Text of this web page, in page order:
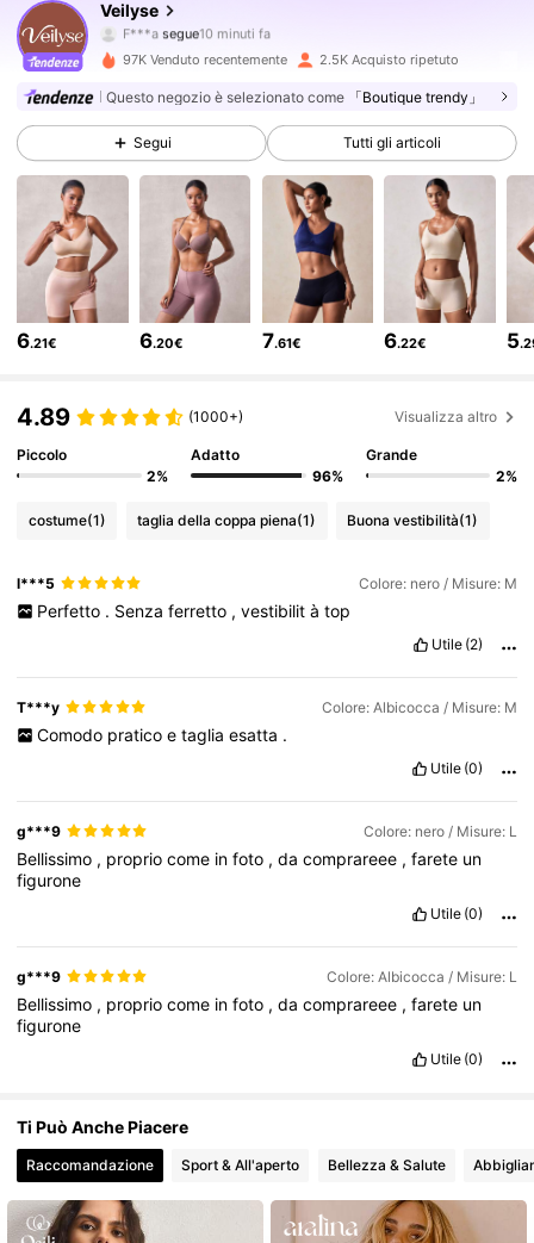
Veilyse
F***asegue
m***8sta navigando
4.64
7.4K Follower
4.64 7.4K Follower
7.4K Follower
7.4K Follower
7.4K Follower
7.4K Follower
4.64 7.4K Follower
97K Venduto recentemente 2.5K Acquisto ripetuto
Questo negozio è selezionato come 「Boutique trendy」
Segui Tutti gli articoli
6.21€ 6.20€ 7.61€ 6.22€ 5
4.89 (1000+) Visualizza altro
Piccolo
2%
Adatto
96%
Grande
2%
costume(1) taglia della coppa piena(1) Buona vestibilità(1)
l***5 Colore: nero / Misure: M
Perfetto . Senza ferretto , vestibilit à top
Utile (2)
T***y Colore: Albicocca / Misure: M
Comodo pratico e taglia esatta .
Utile (0)
g***9 Colore: nero / Misure: L
Bellissimo , propriocome infoto ,dacomprareee ,farete un
figurone
Utile (0)
g***9 Colore: Albicocca / Misure: L
Bellissimo , propriocome infoto ,dacomprareee ,farete un
figurone
Utile (0)
Ti Può Anche Piacere
Raccomandazione Sport & All'aperto Bellezza & Salute